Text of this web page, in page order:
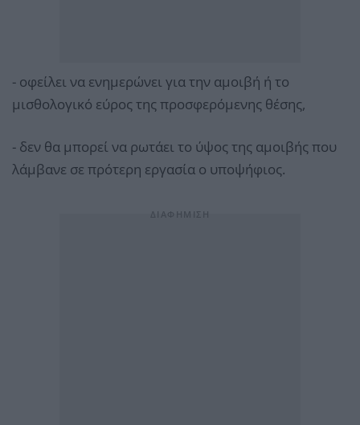
- οφείλει να ενημερώνει για την αμοιβή ή το
μισθολογικό εύρος της προσφερόμενης θέσης,
- δεν θα μπορεί να ρωτάει το ύψος της αμοιβής που
λάμβανε σε πρότερη εργασία ο υποψήφιος.